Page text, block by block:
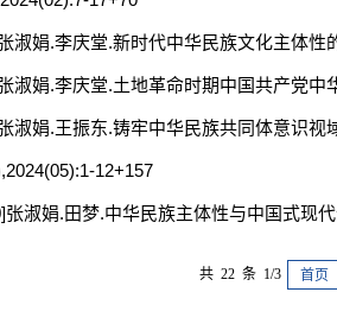
淑娟.李庆堂.新时代中华民族文化主体性
淑娟.李庆堂.土地革命时期中国共产党中
淑娟.王振东.铸牢中华民族共同体意识
12+157
张淑娟.田梦.中华民族主体性与中国式现
共 22 条 1/3 首页